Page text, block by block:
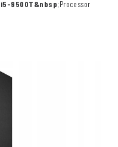
i5-9500T&nbsp;Processor